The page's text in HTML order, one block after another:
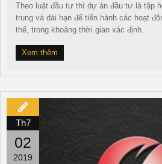
Theo luật đầu tư thì dự án đầu tư là tập
trung và dài hạn để tiến hành các hoạt
thể, trong khoảng thời gian xác định.
Xem thêm
Th7
02
2019